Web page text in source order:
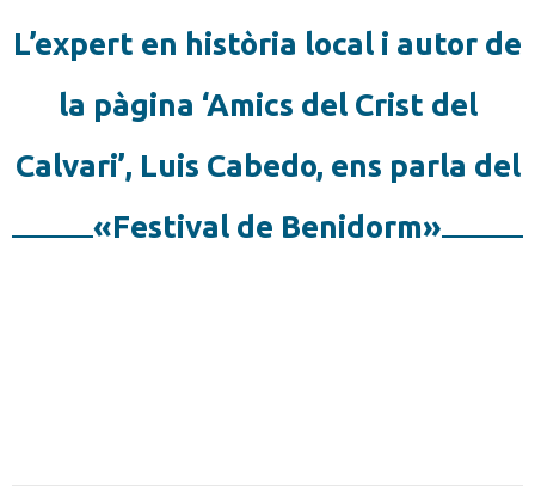
L’expert en història local i autor de
la pàgina ‘Amics del Crist del
Calvari’, Luis Cabedo, ens parla del
«Festival de Benidorm»